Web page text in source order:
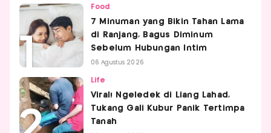
Food
7 Minuman yang Bikin Tahan Lama
di Ranjang, Bagus Diminum
Sebelum Hubungan Intim
06 Agustus 2026
Life
Viral! Ngeledek di Liang Lahad,
Tukang Gali Kubur Panik Tertimpa
Tanah